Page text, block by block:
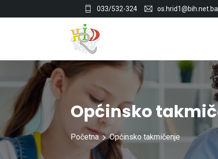
033/532-324 os.hrid1@bih.net.ba
Općinsko
Početna Općinsko takmičenje